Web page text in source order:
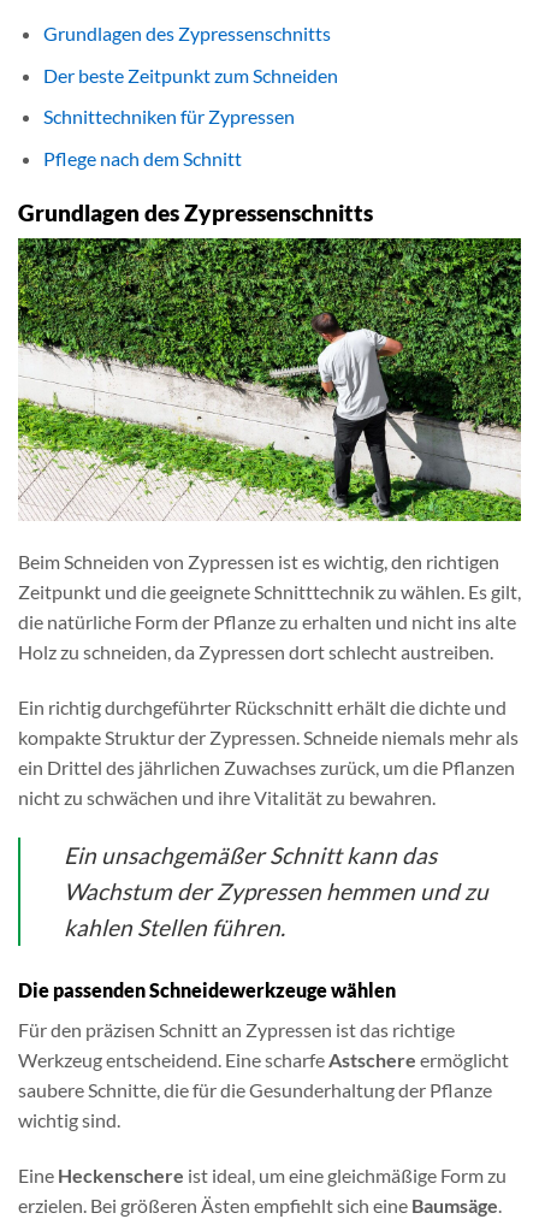
Grundlagen des Zypressenschnitts
Der beste Zeitpunkt zum Schneiden
Schnittechniken für Zypressen
Pflege nach dem Schnitt
Grundlagen des Zypressenschnitts
Beim Schneiden von Zypressen ist es wichtig, den richtigen
Zeitpunkt und die geeignete Schnitttechnik zu wählen. Es gilt,
die natürliche Form der Pflanze zu erhalten und nicht ins alte
Holz zu schneiden, da Zypressen dort schlecht austreiben.
Ein richtig durchgeführter Rückschnitt erhält die dichte und
kompakte Struktur der Zypressen. Schneide niemals mehr als
ein Drittel des jährlichen Zuwachses zurück, um die Pflanzen
nicht zu schwächen und ihre Vitalität zu bewahren.
Ein unsachgemäßer Schnitt kann das
Wachstum der Zypressen hemmen und zu
kahlen Stellen führen.
Die passenden Schneidewerkzeuge wählen
Für den präzisen Schnitt an Zypressen ist das richtige
Werkzeug entscheidend. Eine scharfeAstschere ermöglicht
saubere Schnitte, die für die Gesunderhaltung der Pflanze
wichtig sind.
Eine Heckenschere ist ideal, um eine gleichmäßige Form zu
erzielen. Bei größeren Ästen empfiehlt sich eine Baumsäge.